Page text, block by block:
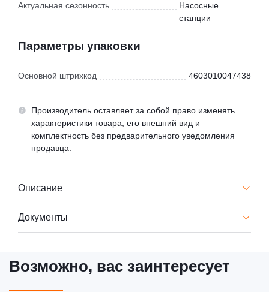
Актуальная сезонность
Насосные
станции
Параметры упаковки
Основной штрихкод 4603010047438
Производитель оставляет за собой право изменять
характеристики товара, его внешний вид и
комплектность без предварительного уведомления
продавца.
Описание
Документы
Возможно, вас заинтересует